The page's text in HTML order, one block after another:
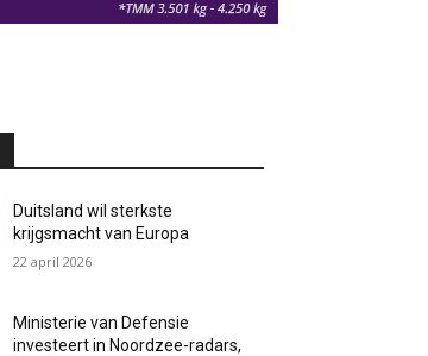
Duitsland wil sterkste
krijgsmacht van Europa
22 april 2026
Ministerie van Defensie
investeert in Noordzee-radars,